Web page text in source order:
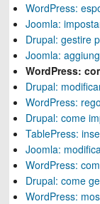
WordPress:
Joomla:
Drupal: gestire
Joomla:
WordPress:
Drupal:
WordPress:
Drupal: come
TablePress:
Joomla:
WordPress:
Drupal: come
WordPress: